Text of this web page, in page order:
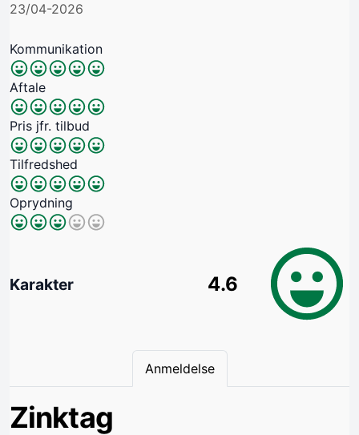
23/04-2026
Kommunikation
Aftale
Pris jfr. tilbud
Tilfredshed
Oprydning
Karakter 4.6
Anmeldelse
Zinktag